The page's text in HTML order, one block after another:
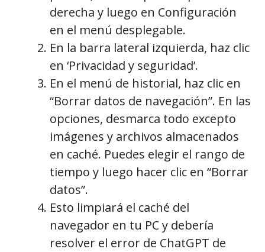
derecha y luego en Configuración
en el menú desplegable.
En la barra lateral izquierda, haz clic
en ‘Privacidad y seguridad’.
En el menú de historial, haz clic en
“Borrar datos de navegación”. En las
opciones, desmarca todo excepto
imágenes y archivos almacenados
en caché. Puedes elegir el rango de
tiempo y luego hacer clic en “Borrar
datos”.
Esto limpiará el caché del
navegador en tu PC y debería
resolver el error de ChatGPT de